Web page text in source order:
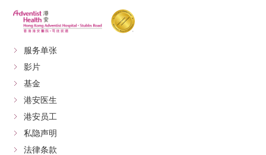
服务单张
影片
基金
港安医生
港安员工
私隐声明
法律条款